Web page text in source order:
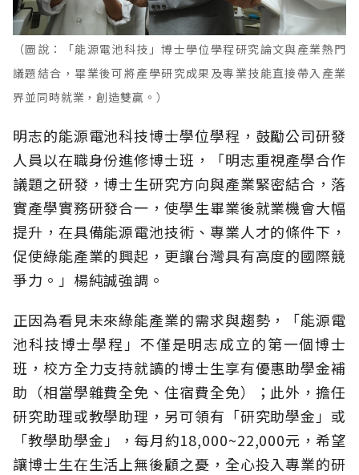
（圖說：「能源電池科技」博士學位學程研究論文與產業熱門
議題結合，畢業後可將產學研究成果及專業技能直接帶入產業
界並同時就業，創造雙贏。）
明志的能源電池科技博士學位學程，鼓勵公司研發
人員以在職身份進修博士班，「明志重視產學合作
議題之研發，博士生研究方向與產業緊密結合，落
實產學實務研發合一，使學生畢業後就業機會大幅
提升，在具備能源電池技術、專業人才的條件下，
促使綠能產業的興起，更讓台灣具有高度的國際競
爭力。」楊純誠強調。
正因為看見未來綠能產業的需求與趨勢，「能源電
池科技博士學程」不僅是明志成立的第一個博士
班，校方全力支持就讀的博士生享有優惠助學金補
助（相當學雜費全免、住宿費全免）；此外，擔任
研究助理或教學助理，另可領有「研究助學金」或
「教學助學金」，每月約18,000~22,000元，希望
讓博士生在生活上無後顧之憂，全心投入專業的研